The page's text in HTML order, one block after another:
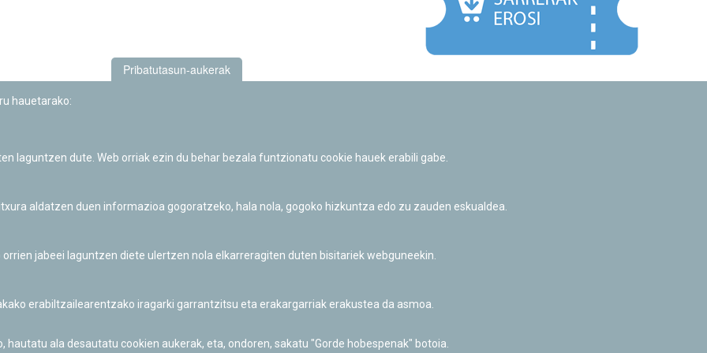
Informazio publikoa eskatzeko baimena
Pribatutasun-aukerak
hauetarako:
laguntzen dute. Web orriak ezin du behar bezala funtzionatu cookie hauek erabili gabe.
aldatzen duen informazioa gogoratzeko, hala nola, gogoko hizkuntza edo zu zauden eskualdea.
jabeei laguntzen diete ulertzen nola elkarreragiten duten bisitariek webguneekin.
erabiltzailearentzako iragarki garrantzitsu eta erakargarriak erakustea da asmoa.
ala desautatu cookien aukerak, eta, ondoren, sakatu "Gorde hobespenak" botoia.